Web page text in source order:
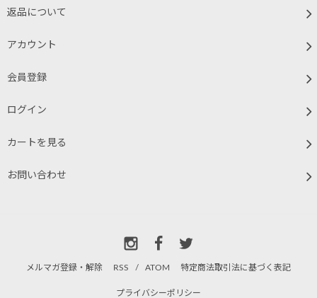
返品について
アカウント
会員登録
ログイン
カートを見る
お問い合わせ
メルマガ登録・解除 RSS / ATOM 特定商法取引法に基づく表記
プライバシーポリシー